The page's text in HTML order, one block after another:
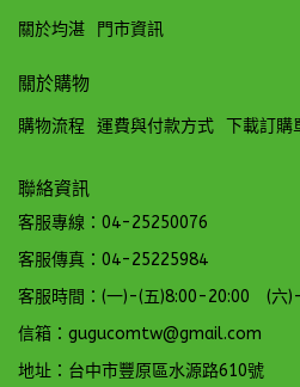
關於均湛 門市資訊
關於購物
購物流程 運費與付款方式 下載訂購
聯絡資訊
客服專線：04-25250076
客服傳真：04-25225984
客服時間：(一)-(五)8:00-20:00 (六
信箱：gugucomtw@gmail.com
地址：台中市豐原區水源路610號